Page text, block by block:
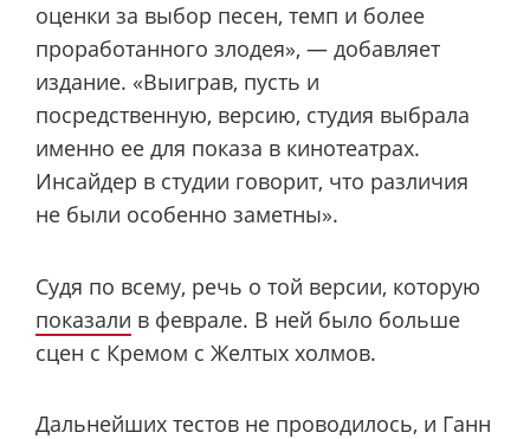
оценки за выбор песен, темп и более
проработанного злодея», — добавляет
издание. «Выиграв, пусть и
посредственную, версию, студия выбрала
именно ее для показа в кинотеатрах.
Инсайдер в студии говорит, что различия
не были особенно заметны».
Судя по всему, речь о той версии, которую
показали в феврале. В ней было больше
сцен с Кремом с Желтых холмов.
Дальнейших тестов не проводилось, и Ганн